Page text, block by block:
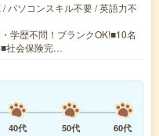
パソコンスキル不要 / 英語力不
学歴不問！ブランクOK!■10名
■社会保険完…
40代 50代
60代